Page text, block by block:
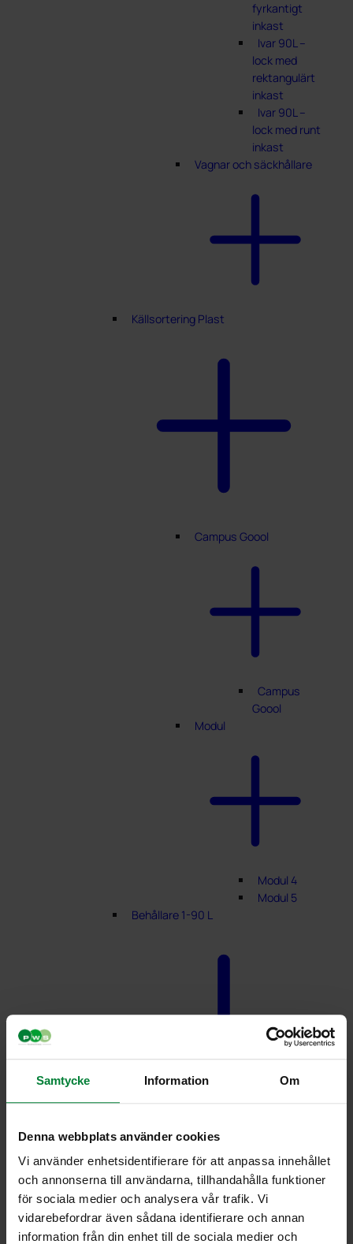
Samtycke Information Om
Denna webbplats använder cookies
Vi använder enhetsidentifierare för att anpassa innehållet
och annonserna till användarna, tillhandahålla funktioner
för sociala medier och analysera vår trafik. Vi
vidarebefordrar även sådana identifierare och annan
information från din enhet till de sociala medier och
fyrkantigt
inkast
Ivar 90L –
lock med
rektangulärt
inkast
Ivar 90L –
lock med runt
inkast
Vagnar och säckhållare
Källsortering Plast
Campus Goool
Campus
Goool
Modul
Modul 4
Modul 5
Behållare 1-90 L
Matavfallsbehållare